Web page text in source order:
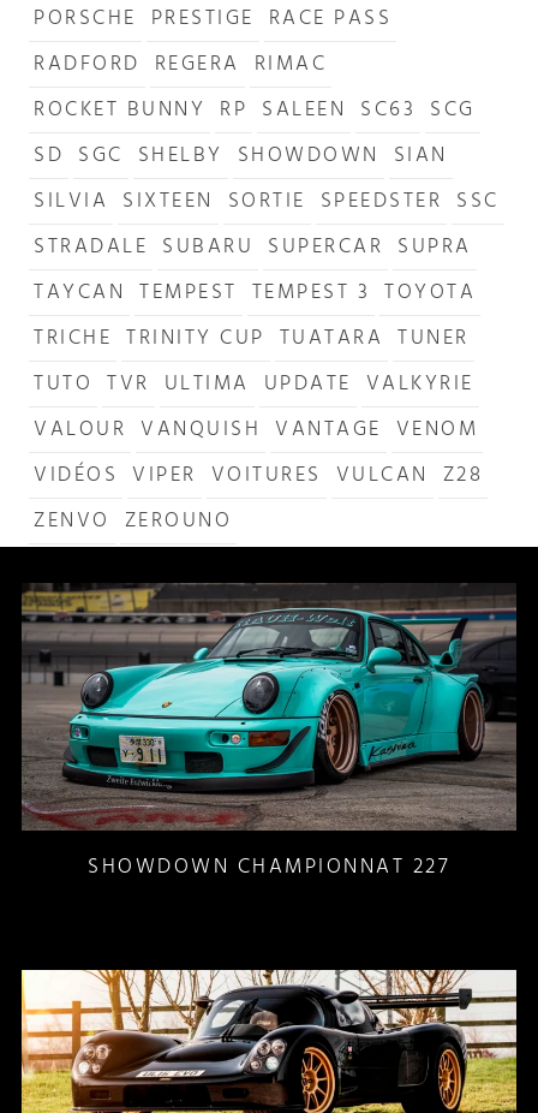
PORSCHE PRESTIGE RACE PASS
RADFORD REGERA RIMAC
ROCKET BUNNY RP SALEEN SC63 SCG
SD SGC SHELBY SHOWDOWN SIAN
SILVIA SIXTEEN SORTIE SPEEDSTER SSC
STRADALE SUBARU SUPERCAR SUPRA
TAYCAN TEMPEST TEMPEST 3 TOYOTA
TRICHE TRINITY CUP TUATARA TUNER
TUTO TVR ULTIMA UPDATE VALKYRIE
VALOUR VANQUISH VANTAGE VENOM
VIDÉOS VIPER VOITURES VULCAN Z28
ZENVO ZEROUNO
SHOWDOWN CHAMPIONNAT 227